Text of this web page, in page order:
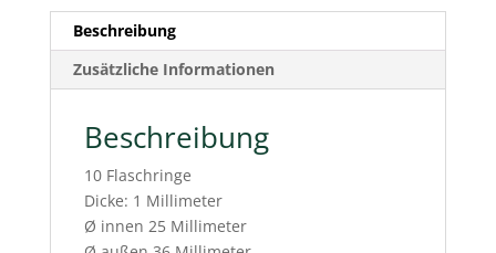
Beschreibung
Zusätzliche Informationen
Beschreibung
10 Flaschringe
Dicke: 1 Millimeter
Ø innen 25 Millimeter